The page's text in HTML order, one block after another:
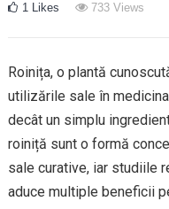
1 Likes 733Views
Roinița, o plantă
utilizările sale în
decât un simplu
roiniță sunt o formă
sale curative, iar studiile
aduce multiple beneficii